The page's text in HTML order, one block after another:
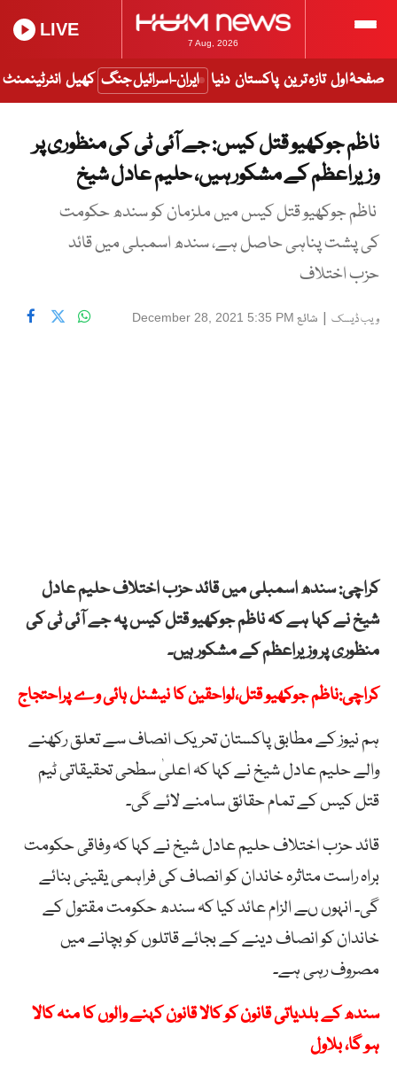
7 Aug, 2026
LIVE
صفحۂ اول تازہ ترین پاکستان دنیا ایران-اسرائیل جنگ کھیل انٹرٹینمنٹ
ناظم جوکھیو قتل کیس: جے آئی ٹی کی منظوری پر
وزیراعظم کے مشکور ہیں، حلیم عادل شیخ
ناظم جوکھیو قتل کیس میں ملزمان کو سندھ حکومت
کی پشت پناہی حاصل ہے، سندھ اسمبلی میں قائد
حزب اختلاف
ویب ڈیسک | شائع December 28, 2021 5:35 PM
کراچی: سندھ اسمبلی میں قائد حزب اختلاف حلیم عادل
شیخ نے کہا ہے کہ ناظم جوکھیو قتل کیس پہ جے آئی ٹی کی
منظوری پر وزیراعظم کے مشکور ہیں۔
کراچی:ناظم جوکھیو قتل،لواحقین کا نیشنل ہائی وے پراحتجاج
ہم نیوز کے مطابق پاکستان تحریک انصاف سے تعلق رکھنے
والے حلیم عادل شیخ نے کہا کہ اعلیٰ سطحی تحقیقاتی ٹیم
قتل کیس کے تمام حقائق سامنے لائے گی۔
قائد حزب اختلاف حلیم عادل شیخ نے کہا کہ وفاقی حکومت
براہ راست متاثرہ خاندان کو انصاف کی فراہمی یقینی بنائے
گی۔ انہوں ںے الزام عائد کیا کہ سندھ حکومت مقتول کے
خاندان کو انصاف دینے کے بجائے قاتلوں کو بچانے میں
مصروف رہی ہے۔
سندھ کے بلدیاتی قانون کو کالا قانون کہنے والوں کا منہ کالا
ہو گا، بلاول